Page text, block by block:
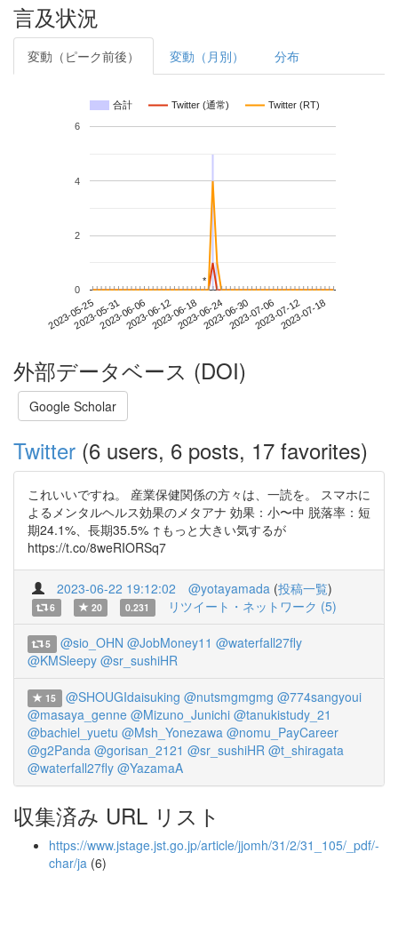
言及状況
変動（ピーク前後） 変動（月別） 分布
合計 Twitter (通常) Twitter (RT)
2023-05-252023-05-312023-06-062023-06-122023-06-182023-06-242023-06-302023-07-062023-07-122023-07-18
0
2
4
6
**
外部データベース (DOI)
Google Scholar
Twitter (6 users, 6 posts, 17 favorites)
これいいですね。 産業保健関係の方々は、一読を。 スマホに
よるメンタルヘルス効果のメタアナ 効果：小〜中 脱落率：短
期24.1%、長期35.5% ↑もっと大きい気するが
https://t.co/8weRIORSq7
2023-06-22 19:12:02 @yotayamada (投稿一覧)
6 20 0.231 リツイート・ネットワーク (5)
5 @sio_OHN @JobMoney11 @waterfall27fly
@KMSleepy @sr_sushiHR
15 @SHOUGIdaisuking @nutsmgmgmg @774sangyoui
@masaya_genne @Mizuno_Junichi @tanukistudy_21
@bachiel_yuetu @Msh_Yonezawa @nomu_PayCareer
@g2Panda @gorisan_2121 @sr_sushiHR @t_shiragata
@waterfall27fly @YazamaA
収集済み URL リスト
https://www.jstage.jst.go.jp/article/jjomh/31/2/31_105/_pdf/-
char/ja (6)